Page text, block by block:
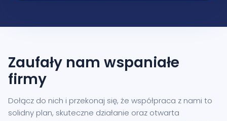
Zaufały nam wspaniałe
firmy
Dołącz do nich i przekonaj się, że współpraca z nami to
solidny plan, skuteczne działanie oraz otwarta